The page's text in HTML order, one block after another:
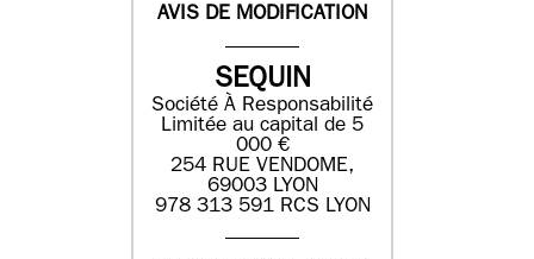
AVIS DE MODIFICATION
SEQUIN
Société À Responsabilité
Limitée au capital de 5
000 €
254 RUE VENDOME,
69003 LYON
978 313 591 RCS LYON